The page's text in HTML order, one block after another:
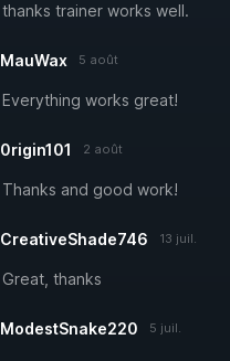
thanks trainer works well.
MauWax 5 août
Everything works great!
0rigin101 2 août
Thanks and good work!
CreativeShade746 13 juil.
Great, thanks
ModestSnake220 5 juil.